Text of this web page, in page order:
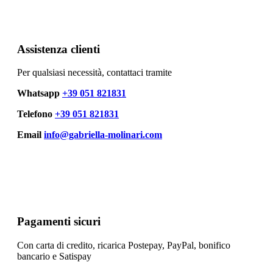
Assistenza clienti
Per qualsiasi necessità, contattaci tramite
Whatsapp +39 051 821831
Telefono +39 051 821831
Email info@gabriella-molinari.com
Pagamenti sicuri
Con carta di credito, ricarica Postepay, PayPal, bonifico
bancario e Satispay